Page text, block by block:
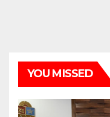
YOU MISSED